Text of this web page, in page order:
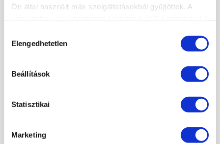
Ön által használt más szolgáltatásokból gyűjtöttek. A
kiválasztása
Elengedhetetlen
Beállítások
Statisztikai
Marketing
ISKOLÁNK KÉPEKBEN
KÉPZÉSEINK
DÍSZÍTŐ TOVÁBBKÉPZÉSEK SZAKMABELIEKNEK
KÖRÖMHAJÓ